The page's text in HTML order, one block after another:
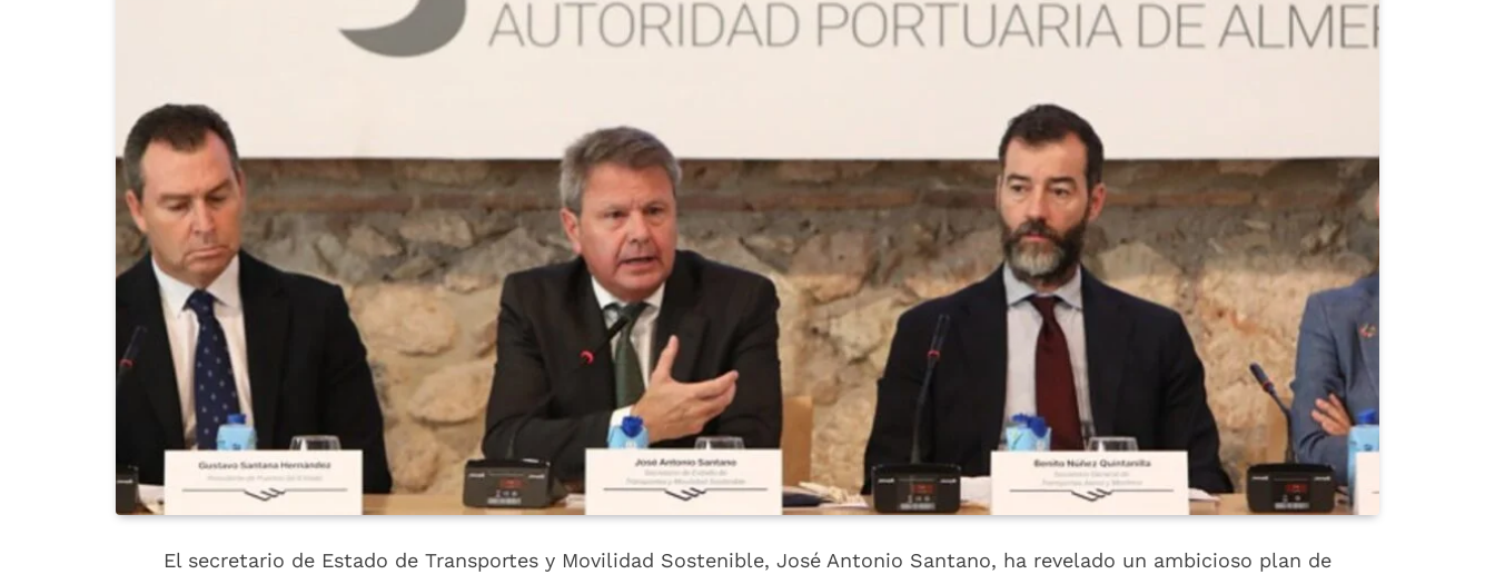
El secretario de Estado de Transportes y Movilidad Sostenible, José Antonio Santano, ha revelado un ambicioso plan de